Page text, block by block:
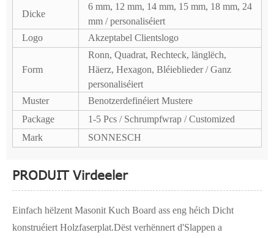
Dicke
6 mm, 12 mm, 14 mm, 15 mm, 18 mm, 24
mm / personaliséiert
Logo
Akzeptabel Clientslogo
Form
Ronn, Quadrat, Rechteck, länglëch,
Häerz, Hexagon, Bléieblieder / Ganz
personaliséiert
Muster
Benotzerdefinéiert Mustere
Package
1-5 Pcs / Schrumpfwrap / Customized
Mark
SONNESCH
PRODUIT Virdeeler
Einfach hëlzent Masonit Kuch Board ass eng héich Dicht
konstruéiert Holzfaserplat.Dëst verhënnert d'Slappen a